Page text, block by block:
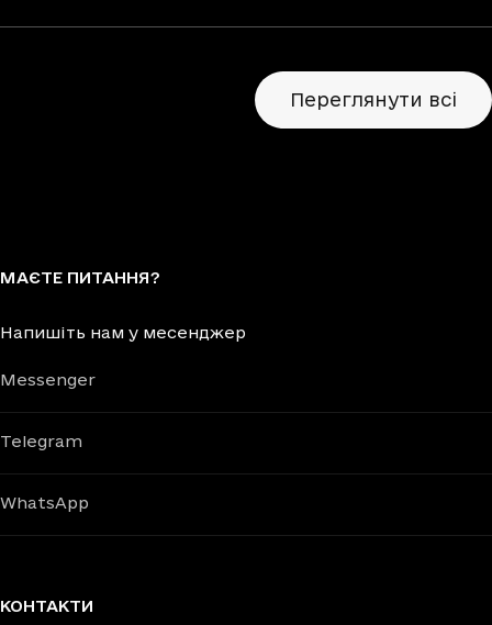
Переглянути всі
МАЄТЕ ПИТАННЯ?
Напишіть нам у месенджер
Messenger
Telegram
WhatsApp
КОНТАКТИ